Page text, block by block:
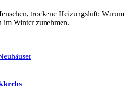
trockene Heizungsluft: Warum
im Winter zunehmen.